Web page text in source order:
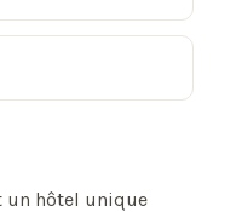
un hôtel unique